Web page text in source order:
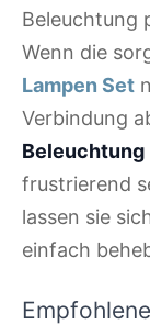
Beleuchtung
Wenn die
Lampen Set
Verbindung
Beleuchtung
frustrierend
lassen sie
einfach